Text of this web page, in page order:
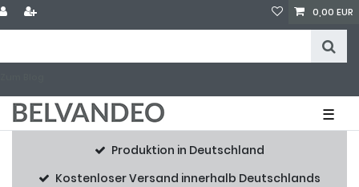
0,00 EUR
☰
Produktion in Deutschland
Kostenloser Versand innerhalb Deutschlands